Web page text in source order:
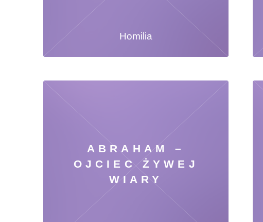
Homilia
ABRAHAM –
OJCIEC ŻYWEJ
WIARY